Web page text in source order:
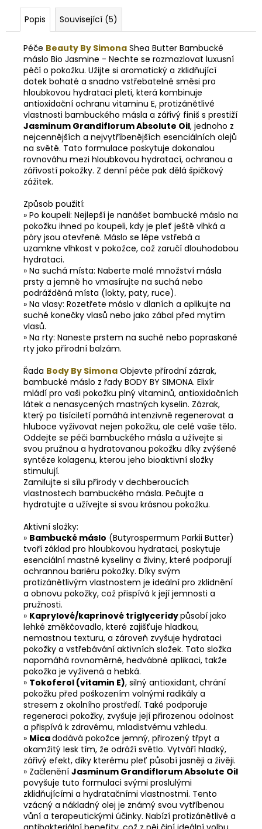
Popis Související (5)
Péče Beauty By Simona Shea Butter Bambucké
máslo Bio Jasmine - Nechte se rozmazlovat luxusní
péčí o pokožku. Užijte si aromatický a zklidňující
dotek bohaté a snadno vstřebatelné směsi pro
hloubkovou hydrataci pleti, která kombinuje
antioxidační ochranu vitaminu E, protizánětlivé
vlastnosti bambuckého másla a zářivý finiš s prestiží
Jasminum Grandiflorum Absolute Oil, jednoho z
nejcennějších a nejvytříbenějších esenciálních olejů
na světě. Tato formulace poskytuje dokonalou
rovnováhu mezi hloubkovou hydratací, ochranou a
zářivostí pokožky. Z denní péče pak dělá špičkový
zážitek.
Způsob použití:
» Po koupeli: Nejlepší je nanášet bambucké máslo na
pokožku ihned po koupeli, kdy je pleť ještě vlhká a
póry jsou otevřené. Máslo se lépe vstřebá a
uzamkne vlhkost v pokožce, což zaručí dlouhodobou
hydrataci.
» Na suchá místa: Naberte malé množství másla
prsty a jemně ho vmasírujte na suchá nebo
podrážděná místa (lokty, paty, ruce).
» Na vlasy: Rozetřete máslo v dlaních a aplikujte na
suché konečky vlasů nebo jako zábal před mytím
vlasů.
» Na rty: Naneste prstem na suché nebo popraskané
rty jako přírodní balzám.
Řada Body By Simona Objevte přírodní zázrak,
bambucké máslo z řady BODY BY SIMONA. Elixír
mládí pro vaši pokožku plný vitaminů, antioxidačních
látek a nenasycených mastných kyselin. Zázrak,
který po tisíciletí pomáhá intenzivně regenerovat a
hluboce vyživovat nejen pokožku, ale celé vaše tělo.
Oddejte se péči bambuckého másla a užívejte si
svou pružnou a hydratovanou pokožku díky zvýšené
syntéze kolagenu, kterou jeho bioaktivní složky
stimulují.
Zamilujte si sílu přírody v dechberoucích
vlastnostech bambuckého másla. Pečujte a
hydratujte a užívejte si svou krásnou pokožku.
Aktivní složky:
» Bambucké máslo (Butyrospermum Parkii Butter)
tvoří základ pro hloubkovou hydrataci, poskytuje
esenciální mastné kyseliny a živiny, které podporují
ochrannou bariéru pokožky. Díky svým
protizánětlivým vlastnostem je ideální pro zklidnění
a obnovu pokožky, což přispívá k její jemnosti a
pružnosti.
» Kaprylové/kaprinové triglyceridypůsobí jako
lehké změkčovadlo, které zajišťuje hladkou,
nemastnou texturu, a zároveň zvyšuje hydrataci
pokožky a vstřebávání aktivních složek. Tato složka
napomáhá rovnoměrné, hedvábné aplikaci, takže
pokožka je vyživená a hebká.
» Tokoferol (vitamin E), silný antioxidant, chrání
pokožku před poškozením volnými radikály a
stresem z okolního prostředí. Také podporuje
regeneraci pokožky, zvyšuje její přirozenou odolnost
a přispívá k zdravému, mladistvému vzhledu.
» Micadodává pokožce jemný, přirozený třpyt a
okamžitý lesk tím, že odráží světlo. Vytváří hladký,
zářivý efekt, díky kterému pleť působí jasněji a živěji.
» Začlenění Jasminum Grandiflorum Absolute Oil
povyšuje tuto formulaci svými proslulými
zklidňujícími a hydratačními vlastnostmi. Tento
vzácný a nákladný olej je známý svou vytříbenou
vůní a terapeutickými účinky. Nabízí protizánětlivé a